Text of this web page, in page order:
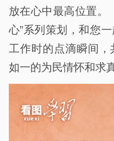
放在心中最高位置。
心”系列策划，和您
工作时的点滴瞬间
如一的为民情怀和求